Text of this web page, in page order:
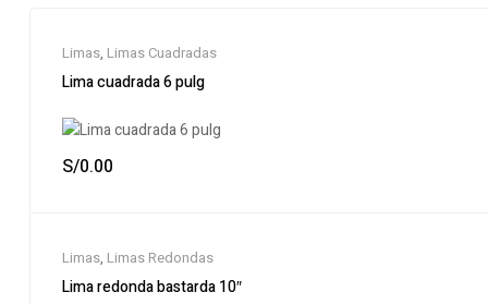
Limas, Limas Cuadradas
Lima cuadrada 6 pulg
S/0.00
Limas, Limas Redondas
Lima redonda bastarda 10″